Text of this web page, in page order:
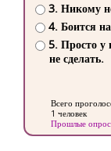
3. Никому
4. Боится
5. Просто у
не сделать.
Всего
1 человек
Прошлые